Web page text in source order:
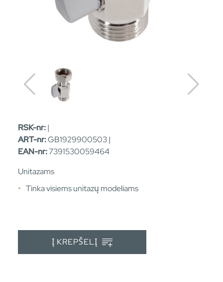
RSK-nr:|
ART-nr:GB1929900503 |
EAN-nr:7391530059464
Unitazams
Tinka visiems unitazų modeliams
Į KREPŠELĮ